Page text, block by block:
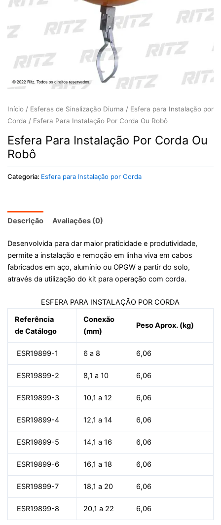
Início/ Esferas de Sinalização Diurna / Esfera para Instalação por
Corda / Esfera Para Instalação Por Corda Ou Robô
Esfera Para Instalação Por Corda Ou
Robô
Categoria: Esfera para Instalação por Corda
Descrição Avaliações (0)
Desenvolvida para dar maior praticidade e produtividade,
permite a instalação e remoção em linha viva em cabos
fabricados em aço, alumínio ou OPGW a partir do solo,
através da utilização do kit para operação com corda.
ESFERA PARA INSTALAÇÃO POR CORDA
Referência
de Catálogo
Conexão
(mm)
Peso Aprox. (kg)
ESR19899-1 6 a 8 6,06
ESR19899-2 8,1 a 10 6,06
ESR19899-3 10,1 a 12 6,06
ESR19899-4 12,1 a 14 6,06
ESR19899-5 14,1 a 16 6,06
ESR19899-6 16,1 a 18 6,06
ESR19899-7 18,1 a 20 6,06
ESR19899-8 20,1 a 22 6,06